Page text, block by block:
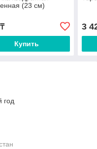
(23 см)
Купить
3
год